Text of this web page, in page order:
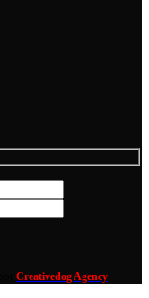
Creativedog Agency